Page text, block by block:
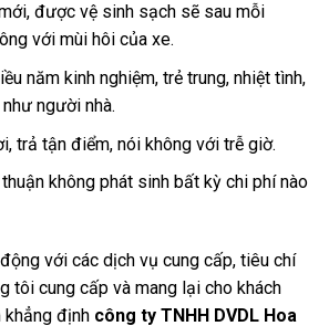
được vệ sinh sạch sẽ sau mỗi
với mùi hôi của xe.
năm kinh nghiệm, trẻ trung, nhiệt tình,
người nhà.
trả tận điểm, nói không với trễ giờ.
không phát sinh bất kỳ chi phí nào
với các dịch vụ cung cấp, tiêu chí
tôi cung cấp và mang lại cho khách
khẳng định công ty TNHH DVDL Hoa